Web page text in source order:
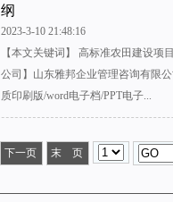
纲
2023-3-10 21:48:16
【本文关键词】 高标准农田建设
公司】山东雅邦企业管理咨询有限
质印刷版/word电子档/PPT电子...
下一页 末 页